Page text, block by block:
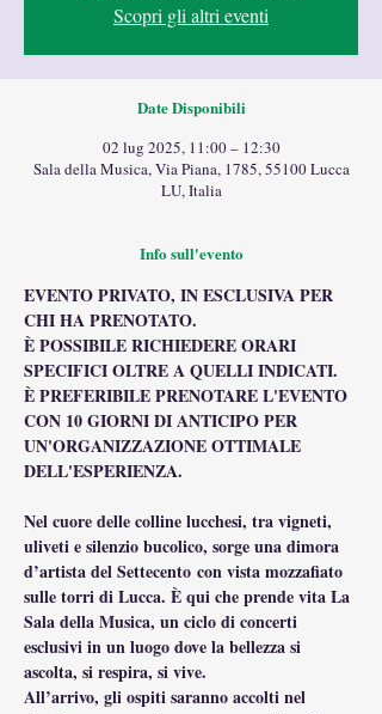
Scopri gli altri eventi
Date Disponibili
02 lug 2025, 11:00 – 12:30
Sala della Musica, Via Piana, 1785, 55100 Lucca
LU, Italia
Info sull'evento
EVENTO PRIVATO, IN ESCLUSIVA PER
CHI HA PRENOTATO.
È POSSIBILE RICHIEDERE ORARI
SPECIFICI OLTRE A QUELLI INDICATI.
È PREFERIBILE PRENOTARE L'EVENTO
CON 10 GIORNI DI ANTICIPO PER
UN'ORGANIZZAZIONE OTTIMALE
DELL'ESPERIENZA.
Nel cuore delle colline lucchesi, tra vigneti,
uliveti e silenzio bucolico, sorge una dimora
d’artista del Settecento con vista mozzafiato
sulle torri di Lucca. È qui che prende vita La
Sala della Musica, un ciclo di concerti
esclusivi in un luogo dove la bellezza si
ascolta, si respira, si vive.
All’arrivo, gli ospiti saranno accolti nel